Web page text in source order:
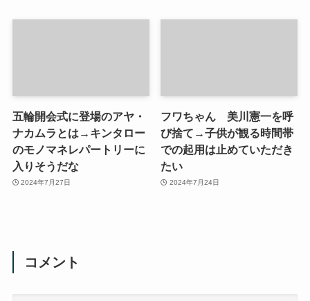
五輪開会式に登場のアヤ・
ナカムラとは→キンタロー
のモノマネレパートリーに
入りそうだな
2024年7月27日
フワちゃん 美川憲一を呼
び捨て→子供が観る時間帯
での起用は止めていただき
たい
2024年7月24日
コメント